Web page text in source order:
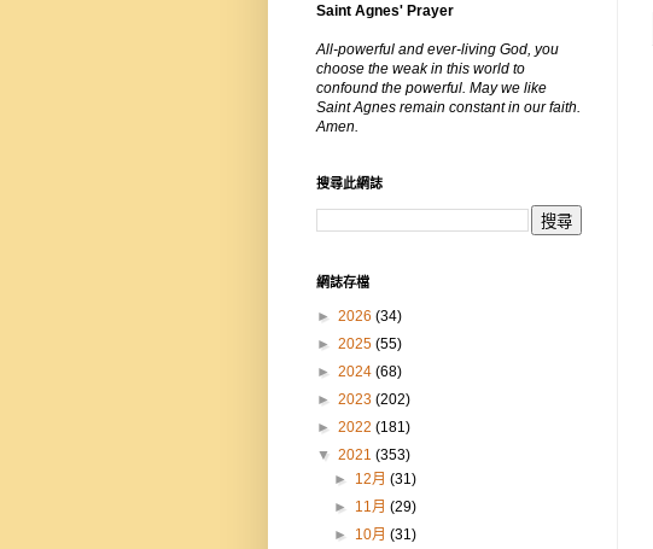
Saint Agnes' Prayer
All-powerful and ever-living God, you
choose the weak in this world to
confound the powerful. May we like
Saint Agnes remain constant in our faith.
Amen.
搜尋此網誌
網誌存檔
► 2026 (34)
► 2025 (55)
► 2024 (68)
► 2023 (202)
► 2022 (181)
▼ 2021 (353)
► 12月(31)
► 11月(29)
► 10月(31)